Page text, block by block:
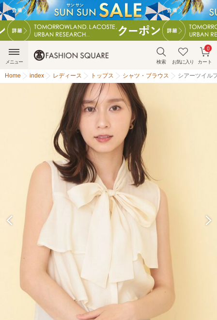
検索 お気に入り カート
0
メニュー
Home index レディース トップス シャツ・ブラウス シアーツイル